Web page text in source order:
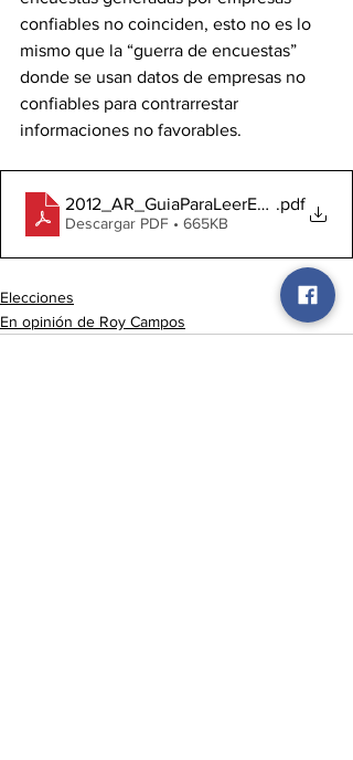
confiables no coinciden, esto no es lo
mismo que la “guerra de encuestas”
donde se usan datos de empresas no
confiables para contrarrestar
informaciones no favorables.
2012_AR_GuiaParaLeerEncuestas
.pdf
Descargar PDF • 665KB
Elecciones
En opinión de Roy Campos